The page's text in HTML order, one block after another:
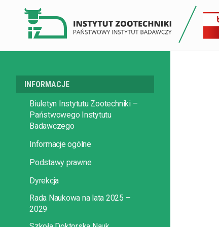
INFORMACJE
Biuletyn Instytutu Zootechniki –
Państwowego Instytutu
Badawczego
Informacje ogólne
Podstawy prawne
Dyrekcja
Rada Naukowa na lata 2025 –
2029